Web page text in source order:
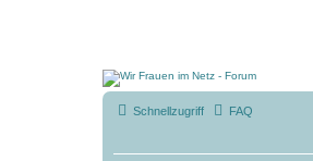
Schnellzugriff FAQ